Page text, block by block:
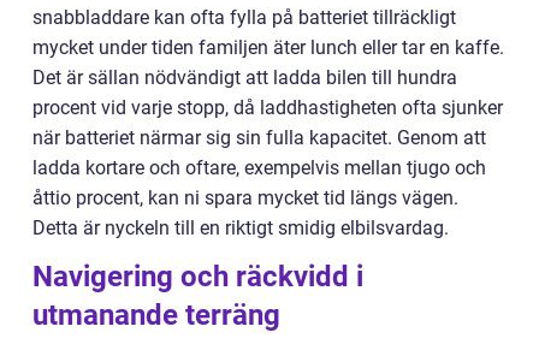
snabbladdare kan ofta fylla på batteriet tillräckligt
mycket under tiden familjen äter lunch eller tar en kaffe.
Det är sällan nödvändigt att ladda bilen till hundra
procent vid varje stopp, då laddhastigheten ofta sjunker
när batteriet närmar sig sin fulla kapacitet. Genom att
ladda kortare och oftare, exempelvis mellan tjugo och
åttio procent, kan ni spara mycket tid längs vägen.
Detta är nyckeln till en riktigt smidig elbilsvardag.
Navigering och räckvidd i
utmanande terräng